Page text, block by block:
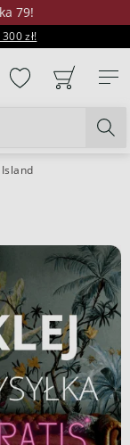
79!
zł!